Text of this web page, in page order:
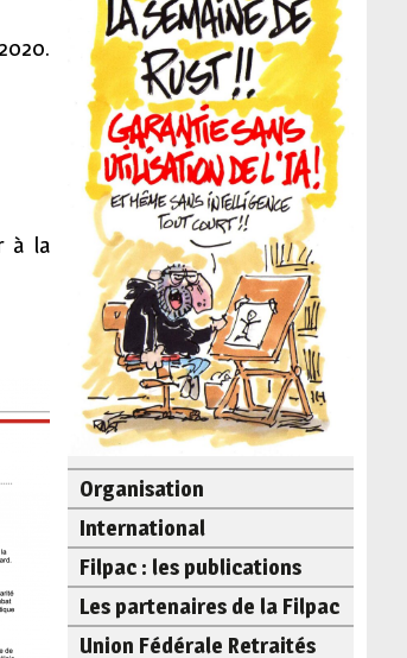
à la
Organisation
International
Filpac : les publications
Les partenaires de la Filpac
Union Fédérale Retraités